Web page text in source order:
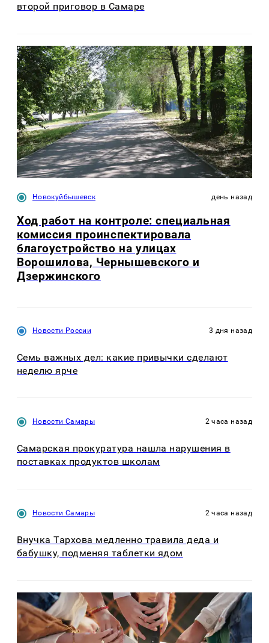
второй приговор в Самаре
Новокуйбышевск день назад
Ход работ на контроле: специальная
комиссия проинспектировала
благоустройство на улицах
Ворошилова, Чернышевского и
Дзержинского
Новости России 3 дня назад
Семь важных дел: какие привычки сделают
неделю ярче
Новости Самары 2 часа назад
Самарская прокуратура нашла нарушения в
поставках продуктов школам
Новости Самары 2 часа назад
Внучка Тархова медленно травила деда и
бабушку, подменяя таблетки ядом